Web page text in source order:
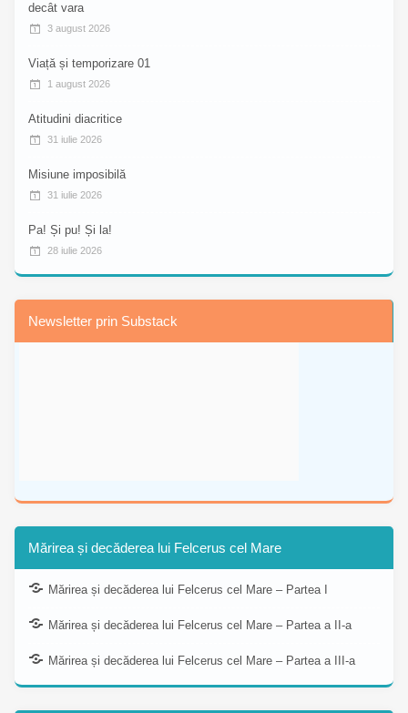
decât vara
3 august 2026
Viață și temporizare 01
1 august 2026
Atitudini diacritice
31 iulie 2026
Misiune imposibilă
31 iulie 2026
Pa! Și pu! Și la!
28 iulie 2026
Newsletter prin Substack
Mărirea și decăderea lui Felcerus cel Mare
Mărirea și decăderea lui Felcerus cel Mare – Partea I
Mărirea și decăderea lui Felcerus cel Mare – Partea a II-a
Mărirea și decăderea lui Felcerus cel Mare – Partea a III-a